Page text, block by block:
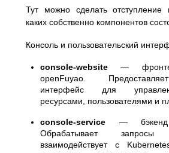
Тут можно сделать отступление
каких собственно компонентов
Консоль и пользовательский
console-website—
openFuyao.
интерфейс для
ресурсами, пользователями и
console-service— бэкенд
Обрабатывает
взаимодействует с